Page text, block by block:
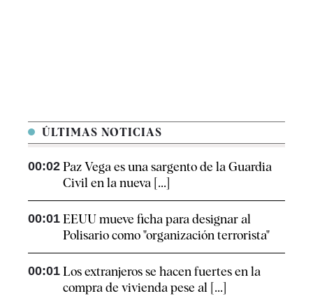
ÚLTIMAS NOTICIAS
00:02 Paz Vega es una sargento de la Guardia
Civil en la nueva [...]
00:01 EEUU mueve ficha para designar al
Polisario como "organización terrorista"
00:01 Los extranjeros se hacen fuertes en la
compra de vivienda pese al [...]